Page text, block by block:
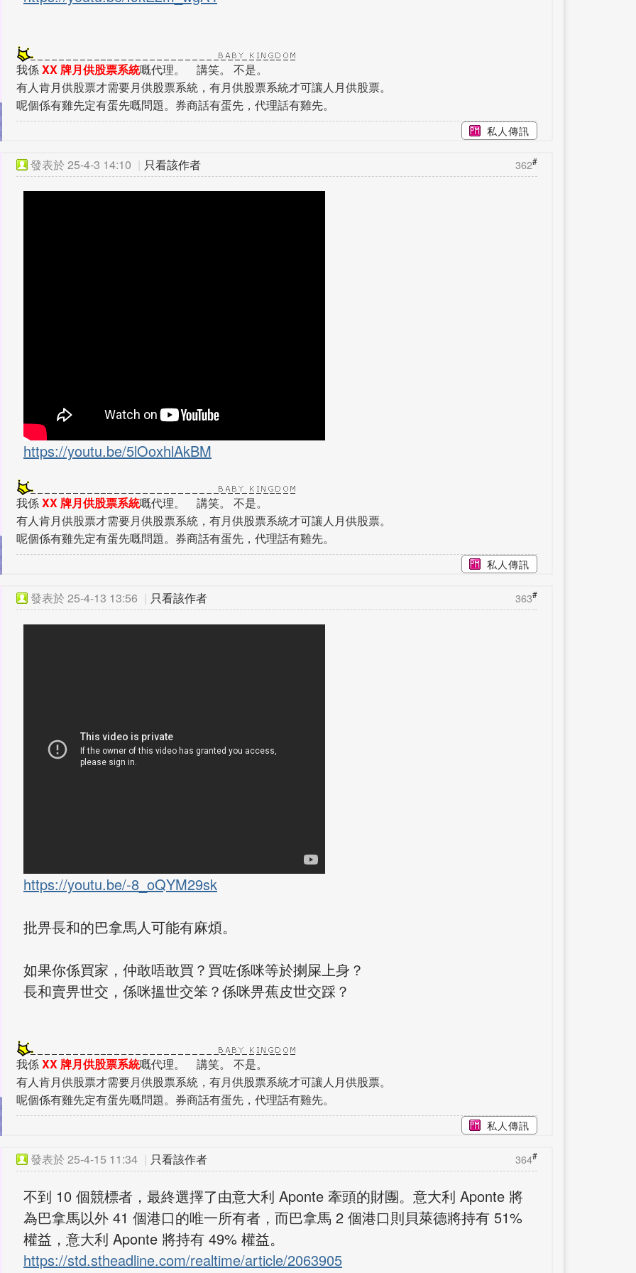
我係XX 牌月供股票系統嘅代理。 講笑。 不是。
有人肯月供股票才需要月供股票系統，有月供股票系統才可讓人月供股票。
呢個係有雞先定有蛋先嘅問題。券商話有蛋先，代理話有雞先。
私人傳訊
362#
發表於 25-4-3 14:10 | 只看該作者
https://youtu.be/5lOoxhlAkBM
我係XX 牌月供股票系統嘅代理。 講笑。 不是。
有人肯月供股票才需要月供股票系統，有月供股票系統才可讓人月供股票。
呢個係有雞先定有蛋先嘅問題。券商話有蛋先，代理話有雞先。
私人傳訊
363#
發表於 25-4-13 13:56 | 只看該作者
https://youtu.be/-8_oQYM29sk
批畀長和的巴拿馬人可能有麻煩。
如果你係買家，仲敢唔敢買？買咗係咪等於揦屎上身？
長和賣畀世交，係咪搵世交笨？係咪畀蕉皮世交踩？
我係XX 牌月供股票系統嘅代理。 講笑。 不是。
有人肯月供股票才需要月供股票系統，有月供股票系統才可讓人月供股票。
呢個係有雞先定有蛋先嘅問題。券商話有蛋先，代理話有雞先。
私人傳訊
364#
發表於 25-4-15 11:34 | 只看該作者
不到 10 個競標者，最終選擇了由意大利 Aponte 牽頭的財團。意大利 Aponte 將
為巴拿馬以外 41 個港口的唯一所有者，而巴拿馬 2 個港口則貝萊德將持有 51%
權益，意大利 Aponte 將持有 49% 權益。
https://std.stheadline.com/realtime/article/2063905